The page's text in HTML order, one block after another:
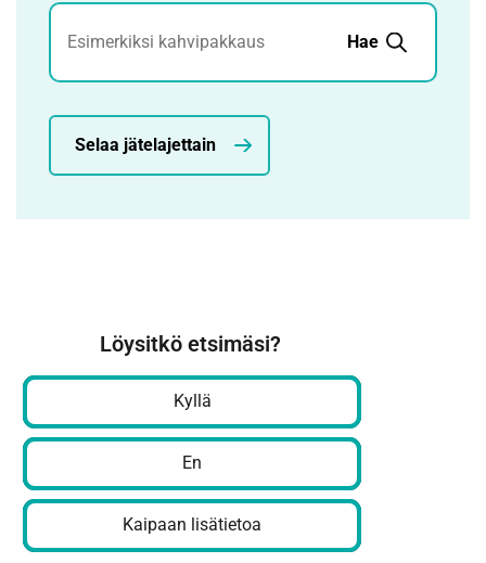
Jätehaku
Hae
Selaa jätelajettain
Löysitkö etsimäsi?
Kyllä
En
Kaipaan lisätietoa